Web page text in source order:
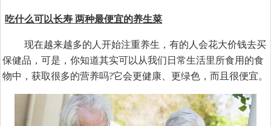
吃什么可以长寿 两种最便宜的养生菜
现在越来越多的人开始注重养生，有的人会花大价钱去买
保健品，可是，你知道其实可以从我们日常生活里所食用的食
物中，获取很多的营养吗?它会更健康、更绿色，而且很便宜。